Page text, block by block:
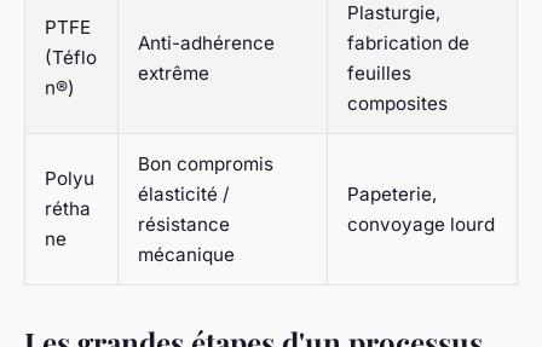
PTFE
(Téflo
n®)
Anti-adhérence
extrême
Plasturgie,
fabrication de
feuilles
composites
Polyu
rétha
ne
Bon compromis
élasticité /
résistance
mécanique
Papeterie,
convoyage lourd